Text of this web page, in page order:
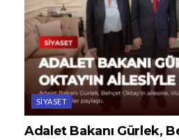
SIYASET
Adalet Bakanı Gürlek,